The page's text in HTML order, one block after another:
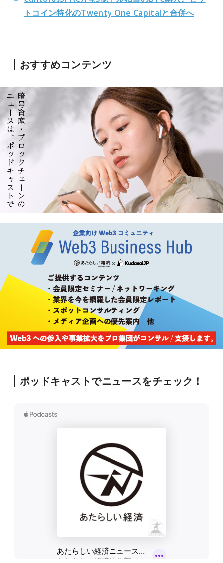
トコイン特化のTwenty One Capitalと合併へ
おすすめコンテンツ
ポッドキャストでニュースをチェック！